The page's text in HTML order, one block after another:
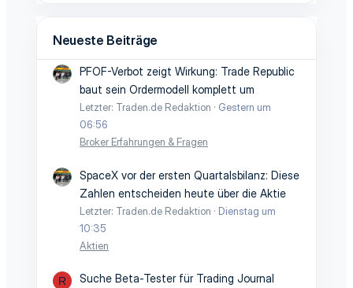
Neueste Beiträge
PFOF-Verbot zeigt Wirkung: Trade Republic
baut sein Ordermodell komplett um
Letzter: Traden.de Redaktion
Gestern um
06:56
Broker Erfahrungen & Fragen
SpaceX vor der ersten Quartalsbilanz: Diese
Zahlen entscheiden heute über die Aktie
Letzter: Traden.de Redaktion
Dienstag um
10:35
Aktien
R Suche Beta-Tester für Trading Journal